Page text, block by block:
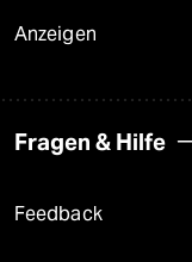
Anzeigen
Fragen & Hilfe
Feedback